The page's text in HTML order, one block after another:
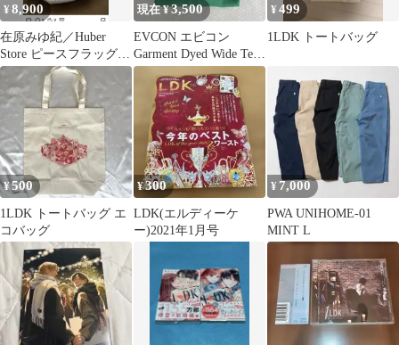
¥8,900
在原みゆ紀／Huber
Store ピースフラッグ
ス Tシャツ
現在 ¥3,500
EVCON エビコン
Garment Dyed Wide Tee
1LDK
¥499
1LDK トートバッグ
¥500
1LDK トートバッグ エ
コバッグ
¥300
LDK(エルディーケ
ー)2021年1月号
¥ 7,000
PWA UNIHOME-01
MINT L